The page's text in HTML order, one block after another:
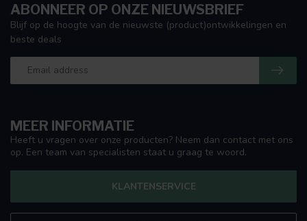
MEER INFORMATIE
Heeft u vragen over onze producten? Neem dan contact met ons
op. Een team van specialisten staat u graag te woord.
KLANTENSERVICE
ABONNEER OP ONZE NIEUWSBRIEF
Blijf op de hoogte van de nieuwste (product)ontwikkelingen en
beste deals